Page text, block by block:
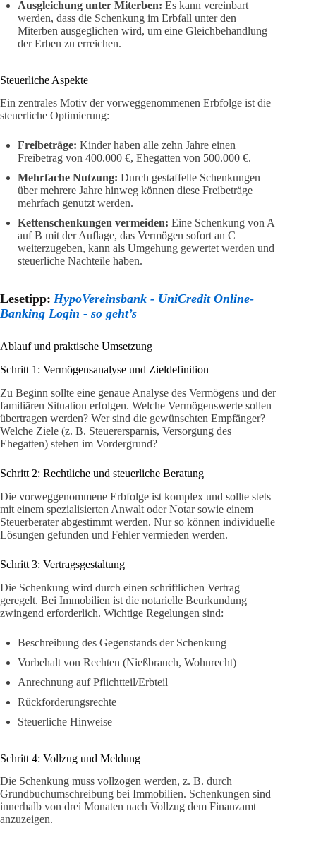
Ausgleichung unter Miterben: Es kann vereinbart
werden, dass die Schenkung im Erbfall unter den
Miterben ausgeglichen wird, um eine Gleichbehandlung
der Erben zu erreichen.
Steuerliche Aspekte
Ein zentrales Motiv der vorweggenommenen Erbfolge ist die
steuerliche Optimierung:
Freibeträge: Kinder haben alle zehn Jahre einen
Freibetrag von 400.000 €, Ehegatten von 500.000 €.
Mehrfache Nutzung: Durch gestaffelte Schenkungen
über mehrere Jahre hinweg können diese Freibeträge
mehrfach genutzt werden.
Kettenschenkungen vermeiden: Eine Schenkung von A
auf B mit der Auflage, das Vermögen sofort an C
weiterzugeben, kann als Umgehung gewertet werden und
steuerliche Nachteile haben.
Lesetipp: HypoVereinsbank - UniCredit Online-
Banking Login - so geht’s
Ablauf und praktische Umsetzung
Schritt 1: Vermögensanalyse und Zieldefinition
Zu Beginn sollte eine genaue Analyse des Vermögens und der
familiären Situation erfolgen. Welche Vermögenswerte sollen
übertragen werden? Wer sind die gewünschten Empfänger?
Welche Ziele (z. B. Steuerersparnis, Versorgung des
Ehegatten) stehen im Vordergrund?
Schritt 2: Rechtliche und steuerliche Beratung
Die vorweggenommene Erbfolge ist komplex und sollte stets
mit einem spezialisierten Anwalt oder Notar sowie einem
Steuerberater abgestimmt werden. Nur so können individuelle
Lösungen gefunden und Fehler vermieden werden.
Schritt 3: Vertragsgestaltung
Die Schenkung wird durch einen schriftlichen Vertrag
geregelt. Bei Immobilien ist die notarielle Beurkundung
zwingend erforderlich. Wichtige Regelungen sind:
Beschreibung des Gegenstands der Schenkung
Vorbehalt von Rechten (Nießbrauch, Wohnrecht)
Anrechnung auf Pflichtteil/Erbteil
Rückforderungsrechte
Steuerliche Hinweise
Schritt 4: Vollzug und Meldung
Die Schenkung muss vollzogen werden, z. B. durch
Grundbuchumschreibung bei Immobilien. Schenkungen sind
innerhalb von drei Monaten nach Vollzug dem Finanzamt
anzuzeigen.